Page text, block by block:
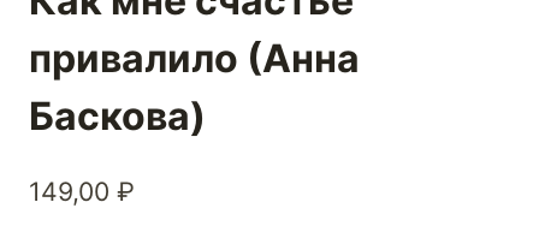
привалило (Анна
Баскова)
149,00 ₽